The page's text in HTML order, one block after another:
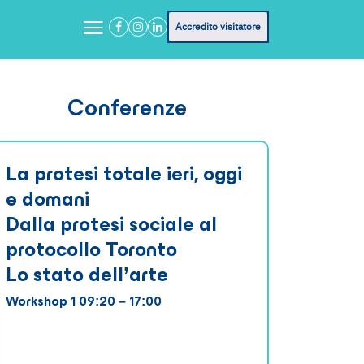
Accredito visitatore
Conferenze
La protesi totale ieri, oggi
e domani
Dalla protesi sociale al
protocollo Toronto
Lo stato dell’arte
Workshop 1 09:20 – 17:00